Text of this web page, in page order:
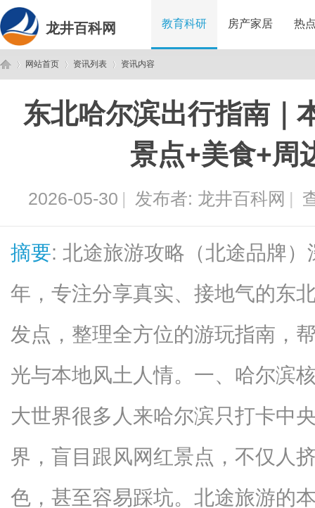
龙井百科网 教育科研 房产家居 热
网站首页
›
资讯列表
›
资讯内容
东北哈尔滨出行指南｜
景点+美食+周
2026-05-30 | 发布者: 龙井百科网 |
摘要: 北途旅游攻略（北途品牌
年，专注分享真实、接地气的东
发点，整理全方位的游玩指南，
光与本地风土人情。一、哈尔滨
大世界很多人来哈尔滨只打卡中
界，盲目跟风网红景点，不仅人
色，甚至容易踩坑。北途旅游的